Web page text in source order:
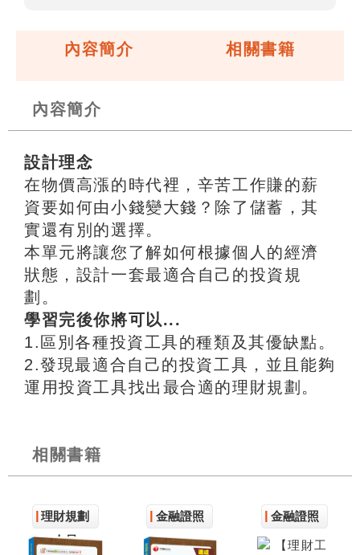
內容簡介 相關書籍
內容簡介
設計理念
在物價高漲的時代裡，辛苦工作賺的薪
資要如何由小錢變大錢？除了儲蓄，其
實還有別的選擇。
本單元將讓您了解如何根據個人的經濟
狀態，設計一套最適合自己的投資規
劃。
學習完後你將可以...
1.區別各種投資工具的種類及其優缺點。
2.發現最適合自己的投資工具，並且能夠
運用投資工具找出最合適的理財規劃。
相關書籍
理財規劃
人員
金融證照 金融證照